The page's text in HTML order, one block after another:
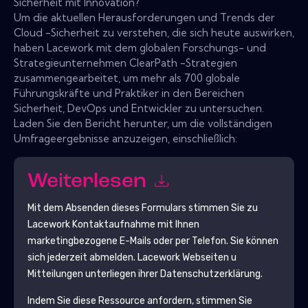
Um die aktuellen Herausforderungen und Trends der
Cloud -Sicherheit zu verstehen, die sich heute auswirken,
haben Lacework mit dem globalen Forschungs- und
Strategieunternehmen ClearPath -Strategien
zusammengearbeitet, um mehr als 700 globale
Führungskräfte und Praktiker in den Bereichen
Sicherheit, DevOps und Entwickler zu untersuchen.
Laden Sie den Bericht herunter, um die vollständigen
Umfrageergebnisse anzuzeigen, einschließlich:
Weiterlesen
Mit dem Absenden dieses Formulars stimmen Sie zu
LaceworkKontaktaufnahme mit Ihnen
marketingbezogene E-Mails oder per Telefon. Sie können
sich jederzeit abmelden. LaceworkWebseiten u
Mitteilungen unterliegen ihrer Datenschutzerklärung.
Indem Sie diese Ressource anfordern, stimmen Sie